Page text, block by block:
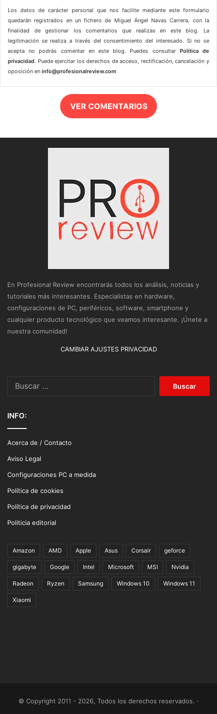
Los datos de carácter personal que nos facilite mediante este formulario
quedarán registrados en un fichero de Miguel Ángel Navas Carrera, con la
finalidad de gestionar los comentarios que realizas en este blog. La
legitimación se realiza a través del consentimiento del interesado. Si no se
acepta no podrás comentar en este blog. Puedes consultar Política de
privacidad. Puede ejercitar los derechos de acceso, rectificación, cancelación y
oposición en info@profesionalreview.com
VER COMENTARIOS
En Profesional Review encontrarás todos los análisis, noticias y
tutoriales más interesantes. Especialistas en hardware,
configuraciones de PC, periféricos, software, smartphone y
cualquier producto tecnológico que veamos interesante. ¡Únete a
nuestra comunidad!
CAMBIAR AJUSTES PRIVACIDAD
INFO:
Acerca de / Contacto
Aviso Legal
Configuraciones PC a medida
Política de cookies
Política de privacidad
Politicia editorial
Amazon AMD Apple Asus Corsair geforce
gigabyte Google Intel Microsoft MSI Nvidia
Radeon Ryzen Samsung Windows 10 Windows 11
Xiaomi
© Copyright 2011 - 2026, Todos los derechos reservados. ·